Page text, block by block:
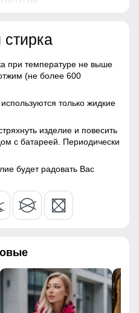
для
прилегания к голове.
и дождя, обеспечивая
ветра и осадков. Идеален
головного убора.
43
64
40
Полиэстер, Плащевка,
Болонь, Экологичные
Полиэстер
Полиэстер
Тинсулейт
240
стирка
при температуре не выше
(не более 600
только жидкие
изделие и повесить
с батареей. Периодически
будет радовать Вас